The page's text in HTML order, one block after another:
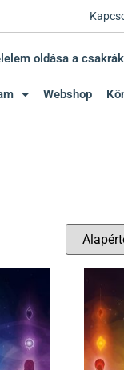
oldása a
Webshop